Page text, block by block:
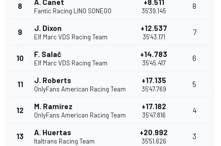
8 A. Canet
Fantic Racing LINO SONEGO
+8.511
35'39.145
8
9 J. Dixon
Elf Marc VDS Racing Team
+12.537
35'43.171
7
10 F. Salač
Elf Marc VDS Racing Team
+14.783
35'45.417
6
11 J. Roberts
OnlyFans American Racing Team
+17.135
35'47.769
5
12 M. Ramírez
OnlyFans American Racing Team
+17.182
35'47.816
4
13 A. Huertas
Italtrans Racing Team
+20.992
35'51.626
3